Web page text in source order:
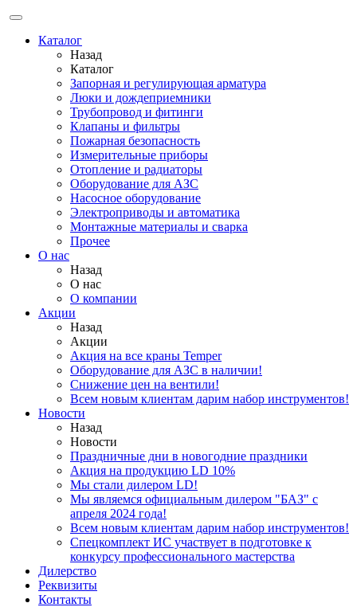
Каталог
Назад
Каталог
Запорная и регулирующая арматура
Люки и дождеприемники
Трубопровод и фитинги
Клапаны и фильтры
Пожарная безопасность
Измерительные приборы
Отопление и радиаторы
Оборудование для АЗС
Насосное оборудование
Электроприводы и автоматика
Монтажные материалы и сварка
Прочее
О нас
Назад
О нас
О компании
Акции
Назад
Акции
Акция на все краны Temper
Оборудование для АЗС в наличии!
Снижение цен на вентили!
Всем новым клиентам дарим набор инструментов!
Новости
Назад
Новости
Праздничные дни в новогодние праздники
Акция на продукцию LD 10%
Мы стали дилером LD!
Мы являемся официальным дилером "БАЗ" с
апреля 2024 года!
Всем новым клиентам дарим набор инструментов!
Спецкомплект ИС участвует в подготовке к
конкурсу профессионального мастерства
Дилерство
Реквизиты
Контакты